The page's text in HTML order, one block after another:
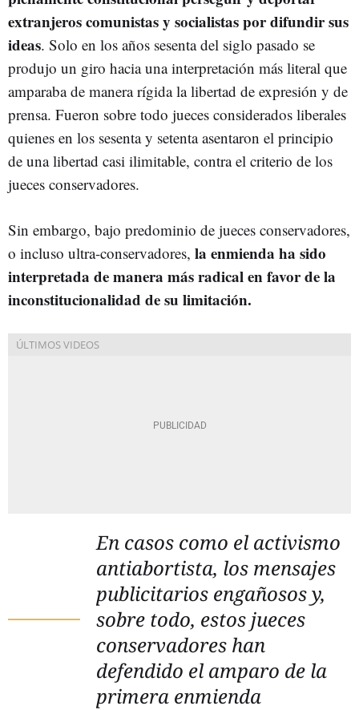
extranjeros comunistas y socialistas por difundir sus
ideas. Solo en los años sesenta del siglo pasado se
produjo un giro hacia una interpretación más literal que
amparaba de manera rígida la libertad de expresión y de
prensa. Fueron sobre todo jueces considerados liberales
quienes en los sesenta y setenta asentaron el principio
de una libertad casi ilimitable, contra el criterio de los
jueces conservadores.
Sin embargo, bajo predominio de jueces conservadores,
o incluso ultra-conservadores, la enmienda ha sido
interpretada de manera más radical en favor de la
inconstitucionalidad de su limitación.
En casos como el activismo
antiabortista, los mensajes
publicitarios engañosos y,
sobre todo, estos jueces
conservadores han
defendido el amparo de la
primera enmienda